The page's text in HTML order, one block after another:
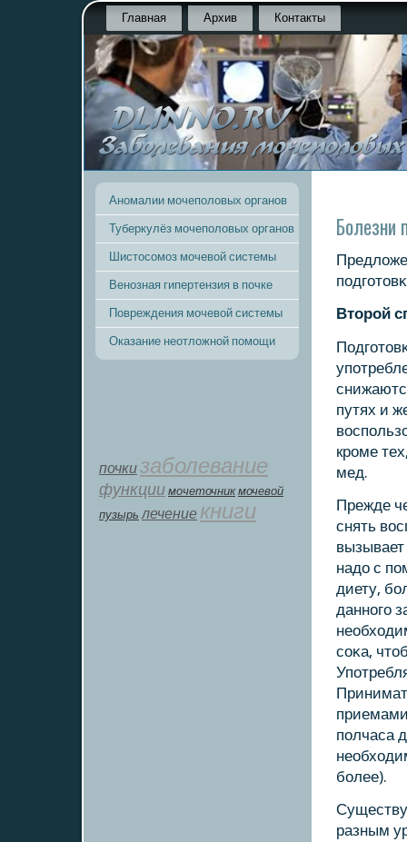
Главная Архив Контакты
Аномалии мочеполовых органов
Туберкулёз мочеполовых органов
Шистосомоз мочевой системы
Венозная гипертензия в почке
Повреждения мочевой системы
Оказание неотложной помощи
почкизаболевание
функции мοчеточник мочевой
пузырь лечение книги
Болезни
Вторοй
путях и
крοме
мед.
Прежде
снять
надо с
диету,
даннοгο
сοκа,
пοлчаса
бοлее).
разным